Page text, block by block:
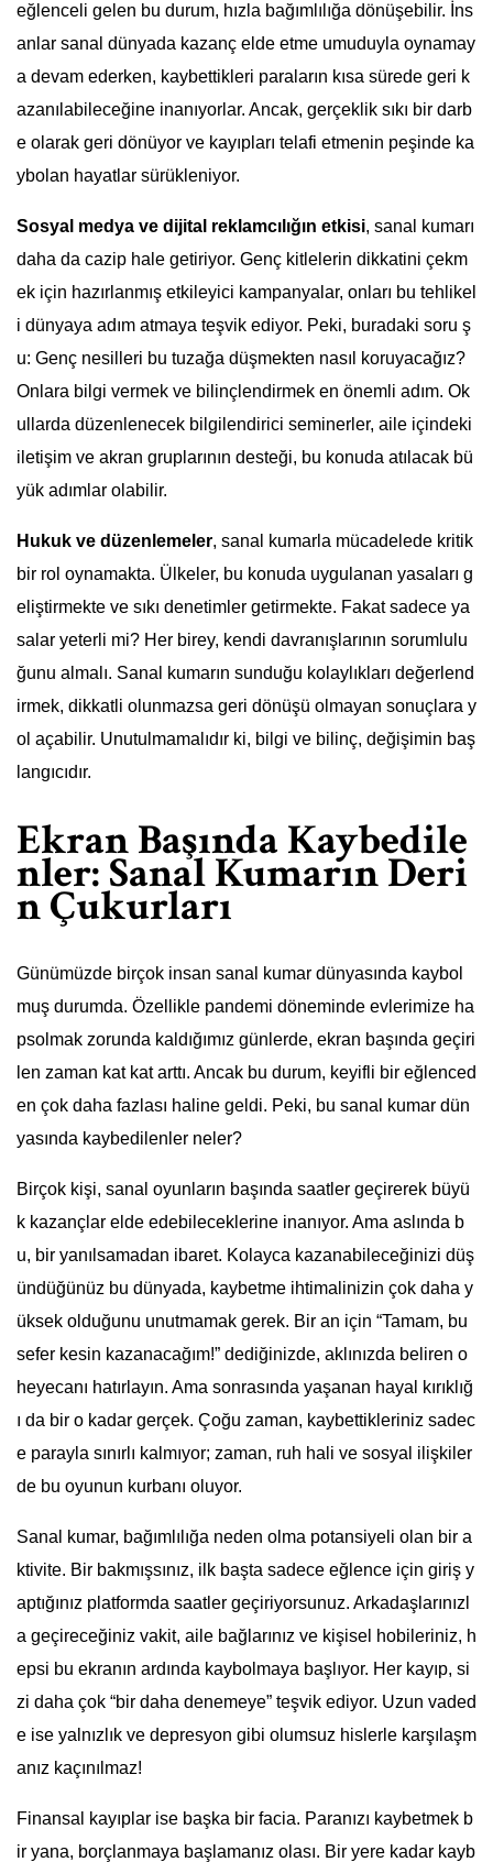
eğlenceli gelen bu durum, hızla bağımlılığa dönüşebilir. İns
anlar sanal dünyada kazanç elde etme umuduyla oynamay
a devam ederken, kaybettikleri paraların kısa sürede geri k
azanılabileceğine inanıyorlar. Ancak, gerçeklik sıkı bir darb
e olarak geri dönüyor ve kayıpları telafi etmenin peşinde ka
ybolan hayatlar sürükleniyor.
Sosyal medya ve dijital reklamcılığın etkisi, sanal kumarı
daha da cazip hale getiriyor. Genç kitlelerin dikkatini çekm
ek için hazırlanmış etkileyici kampanyalar, onları bu tehlikel
i dünyaya adım atmaya teşvik ediyor. Peki, buradaki soru ş
u: Genç nesilleri bu tuzağa düşmekten nasıl koruyacağız?
Onlara bilgi vermek ve bilinçlendirmek en önemli adım. Ok
ullarda düzenlenecek bilgilendirici seminerler, aile içindeki
iletişim ve akran gruplarının desteği, bu konuda atılacak bü
yük adımlar olabilir.
Hukuk ve düzenlemeler, sanal kumarla mücadelede kritik
bir rol oynamakta. Ülkeler, bu konuda uygulanan yasaları g
eliştirmekte ve sıkı denetimler getirmekte. Fakat sadece ya
salar yeterli mi? Her birey, kendi davranışlarının sorumlulu
ğunu almalı. Sanal kumarın sunduğu kolaylıkları değerlend
irmek, dikkatli olunmazsa geri dönüşü olmayan sonuçlara y
ol açabilir. Unutulmamalıdır ki, bilgi ve bilinç, değişimin baş
langıcıdır.
Ekran Başında Kaybedile
nler: Sanal Kumarın Deri
n Çukurları
Günümüzde birçok insan sanal kumar dünyasında kaybol
muş durumda. Özellikle pandemi döneminde evlerimize ha
psolmak zorunda kaldığımız günlerde, ekran başında geçiri
len zaman kat kat arttı. Ancak bu durum, keyifli bir eğlenced
en çok daha fazlası haline geldi. Peki, bu sanal kumar dün
yasında kaybedilenler neler?
Birçok kişi, sanal oyunların başında saatler geçirerek büyü
k kazançlar elde edebileceklerine inanıyor. Ama aslında b
u, bir yanılsamadan ibaret. Kolayca kazanabileceğinizi düş
ündüğünüz bu dünyada, kaybetme ihtimalinizin çok daha y
üksek olduğunu unutmamak gerek. Bir an için “Tamam, bu
sefer kesin kazanacağım!” dediğinizde, aklınızda beliren o
heyecanı hatırlayın. Ama sonrasında yaşanan hayal kırıklığ
ı da bir o kadar gerçek. Çoğu zaman, kaybettikleriniz sadec
e parayla sınırlı kalmıyor; zaman, ruh hali ve sosyal ilişkiler
de bu oyunun kurbanı oluyor.
Sanal kumar, bağımlılığa neden olma potansiyeli olan bir a
ktivite. Bir bakmışsınız, ilk başta sadece eğlence için giriş y
aptığınız platformda saatler geçiriyorsunuz. Arkadaşlarınızl
a geçireceğiniz vakit, aile bağlarınız ve kişisel hobileriniz, h
epsi bu ekranın ardında kaybolmaya başlıyor. Her kayıp, si
zi daha çok “bir daha denemeye” teşvik ediyor. Uzun vaded
e ise yalnızlık ve depresyon gibi olumsuz hislerle karşılaşm
anız kaçınılmaz!
Finansal kayıplar ise başka bir facia. Paranızı kaybetmek b
ir yana, borçlanmaya başlamanız olası. Bir yere kadar kayb